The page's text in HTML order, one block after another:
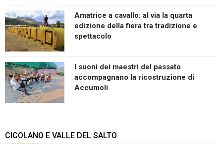
Amatrice a cavallo: al via la quarta
edizione della fiera tra tradizione e
spettacolo
I suoni dei maestri del passato
accompagnano la ricostruzione di
Accumoli
CICOLANO E VALLE DEL SALTO